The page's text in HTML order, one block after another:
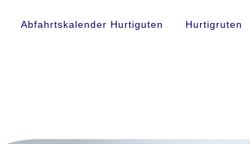
Abfahrtskalender Hurtiguten Hurtigruten